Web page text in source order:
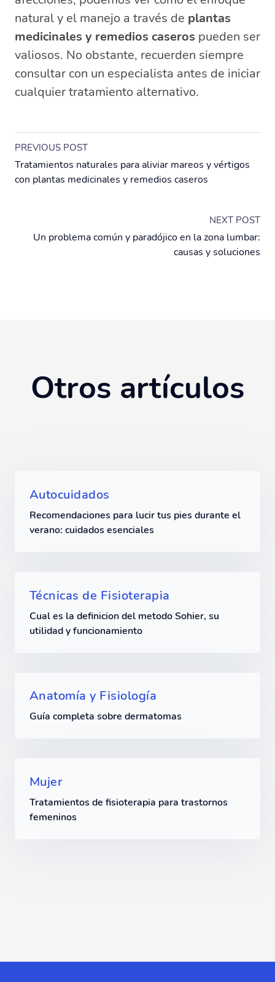
natural y el manejo a través de plantas
medicinales y remedios caseros pueden ser
valiosos. No obstante, recuerden siempre
consultar con un especialista antes de iniciar
cualquier tratamiento alternativo.
PREVIOUS POST
Tratamientos naturales para aliviar mareos y vértigos
con plantas medicinales y remedios caseros
NEXT POST
Un problema común y paradójico en la zona lumbar:
causas y soluciones
Otros artículos
Autocuidados
Recomendaciones para lucir tus pies durante el
verano: cuidados esenciales
Técnicas de Fisioterapia
Cual es la definicion del metodo Sohier, su
utilidad y funcionamiento
Anatomía y Fisiología
Guía completa sobre dermatomas
Mujer
Tratamientos de fisioterapia para trastornos
femeninos